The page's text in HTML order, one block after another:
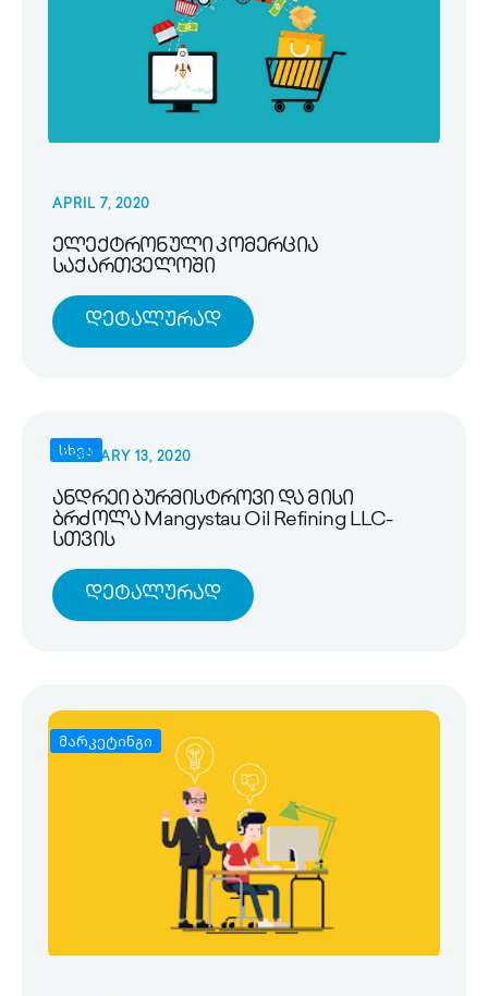
APRIL 7, 2020
ელექტრონული კომერცია
საქართველოში
Დეტალურად
სხვა
FEBRUARY 13, 2020
ანდრეი ბურმისტროვი და მისი
ბრძოლა Mangystau Oil Refining LLC-
სთვის
Დეტალურად
მარკეტინგი